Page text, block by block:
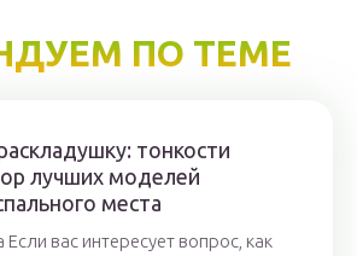
ПО ТЕМЕ
тонкости
лучших моделей
места
вас интересует вопрос, как